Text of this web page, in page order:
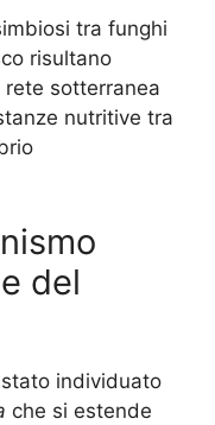
tra funghi
risultano
sotterranea
nutritive tra
del
individuato
che si estende